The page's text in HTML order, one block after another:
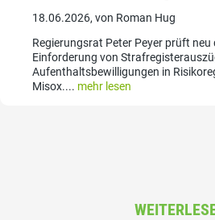
18.06.2026, von Roman Hug
Regierungsrat Peter Peyer prüft
Einforderung von
Aufenthaltsbewilligungen in
Misox.... mehr lesen